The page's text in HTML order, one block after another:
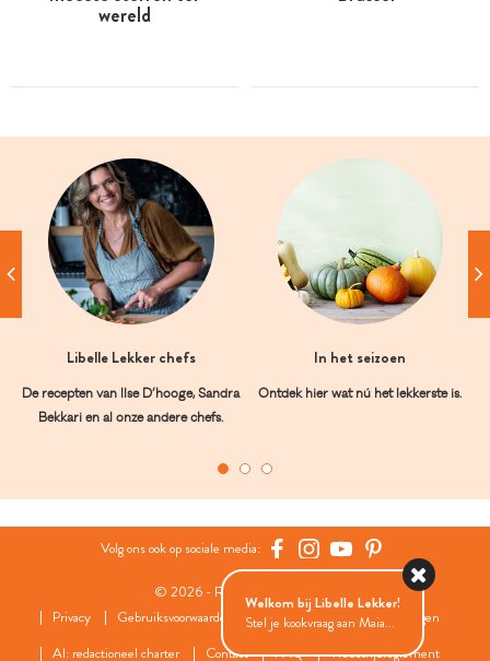
wereld
Libelle Lekker chefs
De recepten van Ilse D’hooge, Sandra
Bekkari en al onze andere chefs.
In het seizoen
Ontdek hier wat nú het lekkerste is.
Volg ons ook op sociale media:
© 2026 - Roularta Media Group
Privacy
Gebruiksvoorwaarden Cookies
Cookies instellingen
AI: redactioneel charter
Contact FAQ Wedstrijdreglement
Welkom bij Libelle Lekker!
Stel je kookvraag aan Maia...